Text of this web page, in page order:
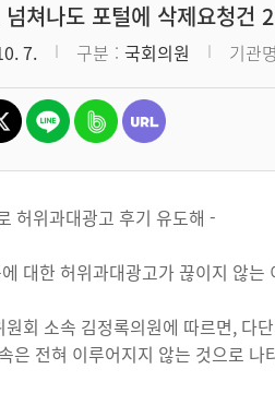
넘쳐나도 포털에 삭제요청건
7. 구분 국회의원 기관명
허위과대광고 후기 유도해 -
대한 허위과대광고가 끊이지 않는
회 소속 김정록의원에 따르면, 다
은 전혀 이루어지지 않는 것으로 나